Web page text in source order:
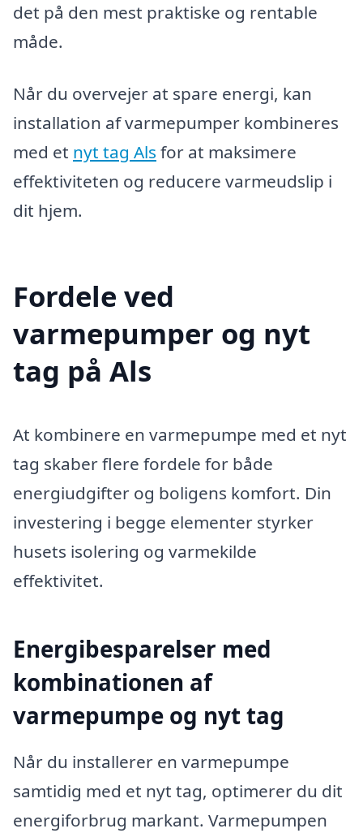
det på den mest praktiske og rentable
måde.
Når du overvejer at spare energi, kan
installation af varmepumper kombineres
med et nyt tag Als for at maksimere
effektiviteten og reducere varmeudslip i
dit hjem.
Fordele ved
varmepumper og nyt
tag på Als
At kombinere en varmepumpe med et nyt
tag skaber flere fordele for både
energiudgifter og boligens komfort. Din
investering i begge elementer styrker
husets isolering og varmekilde
effektivitet.
Energibesparelser med
kombinationen af
varmepumpe og nyt tag
Når du installerer en varmepumpe
samtidig med et nyt tag, optimerer du dit
energiforbrug markant. Varmepumpen